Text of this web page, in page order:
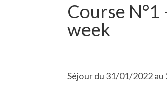
Course N°1
week
Séjour du 31/01/2022